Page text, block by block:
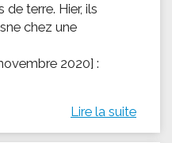
terre. Hier, ils
chez une
2020] :
Lire la suite